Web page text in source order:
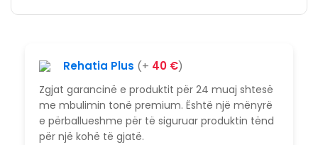
Rehatia Plus (+ 40 €)
Zgjat garancinë e produktit për 24 muaj shtesë
me mbulimin tonë premium. Është një mënyrë
e përballueshme për të siguruar produktin tënd
për një kohë të gjatë.